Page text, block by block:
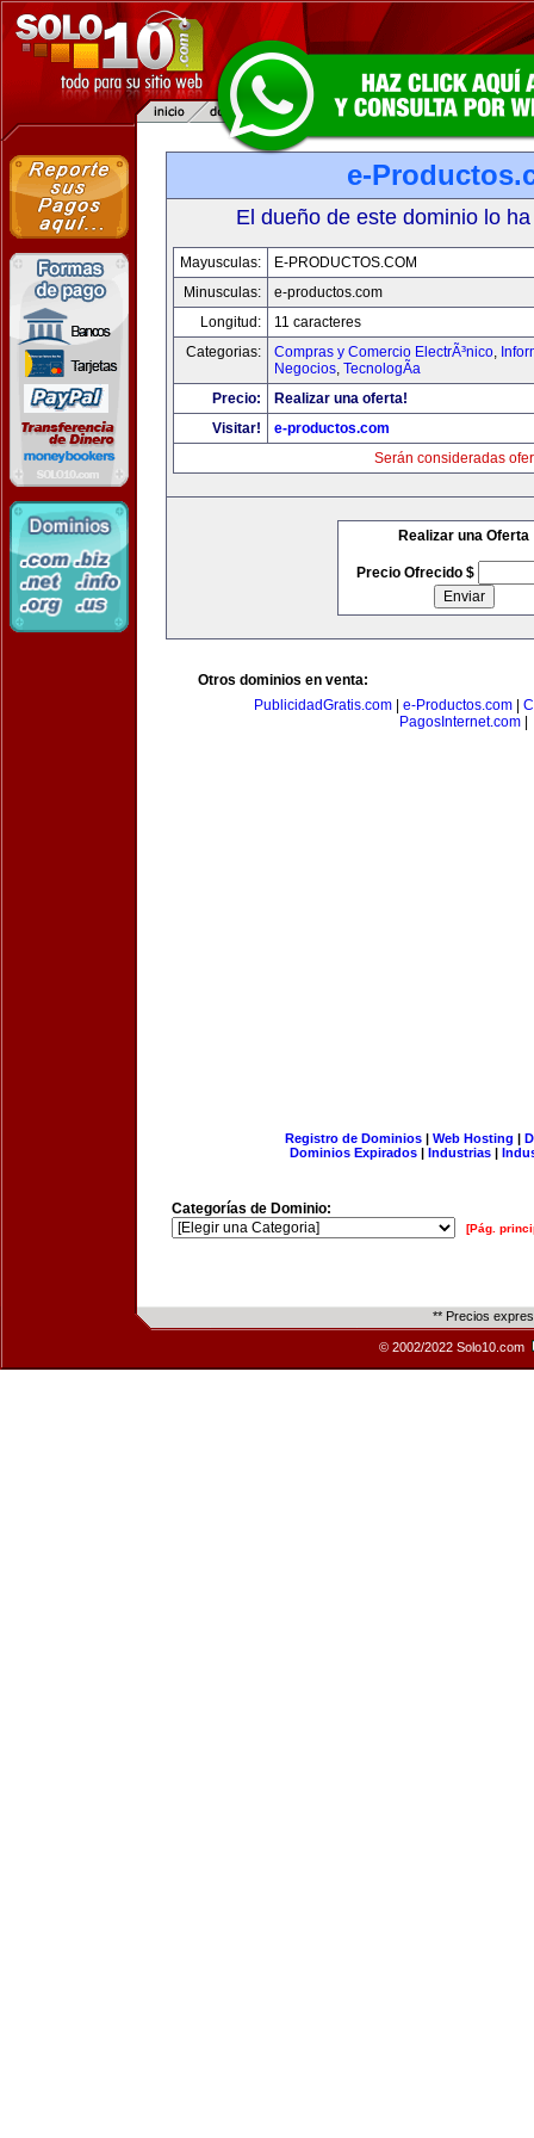
e-
El dueño de este dominio lo
Mayusculas:
E-PRODUCTOS.COM
Minusculas:
e-productos.com
Longitud:
11 caracteres
Categorias:
Compras y Comercio ElectrÃ³nico,
Negocios, TecnologÃ­a
Precio:
Realizar una oferta!
Visitar!
e-productos.com
Serán consideradas
Realizar una Oferta
Precio Ofrecido $
Otros dominios en venta:
PublicidadGratis.com
e-Productos.com
PagosInternet.com
Registro de Dominios| Web Hosting |
Dominios Expirados | Industrias |
Categorías de Dominio:
[Pág.
** Precios
© 2002/2022 Solo10.com